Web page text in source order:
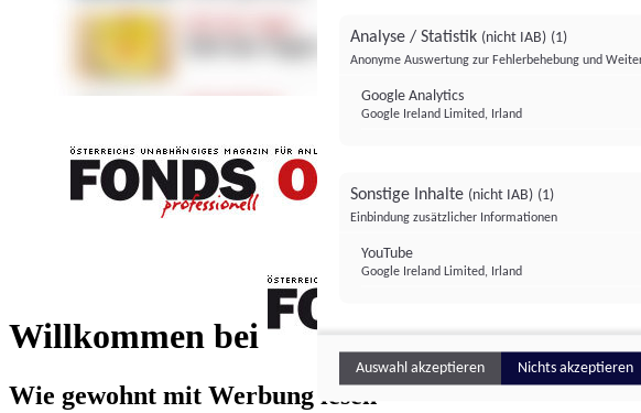
Willkommen bei
FONDS professionell
Wie gewohnt mit Werbung lesen
Analyse / Statistik (nicht IAB) (1)
Anonyme Auswertung zur Fehlerbehebung und
Google Analytics
Google Ireland Limited, Irland
Sonstige Inhalte (nicht IAB) (1)
Einbindung zusätzlicher Informationen
YouTube
Google Ireland Limited, Irland
Auswahl akzeptieren Nichts akzeptieren